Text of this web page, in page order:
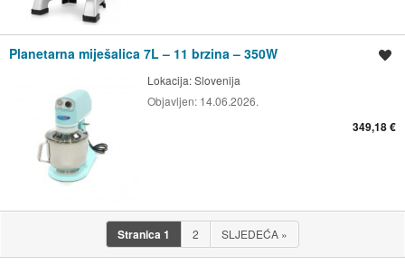
Planetarna miješalica 7L – 11 brzina – 350W
Lokacija:Slovenija
Objavljen: 14.06.2026.
349,18 €
Stranica 1 2 SLJEDEĆA »